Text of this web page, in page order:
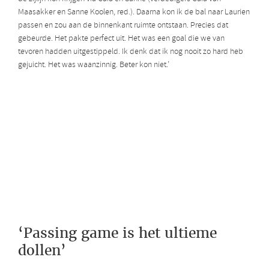
Maasakker en Sanne Koolen, red.). Daarna kon ik de bal naar Laurien
passen en zou aan de binnenkant ruimte ontstaan. Precies dat
gebeurde. Het pakte perfect uit. Het was een goal die we van
tevoren hadden uitgestippeld. Ik denk dat ik nog nooit zo hard heb
gejuicht. Het was waanzinnig. Beter kon niet.’
‘Passing game is het ultieme
dollen’